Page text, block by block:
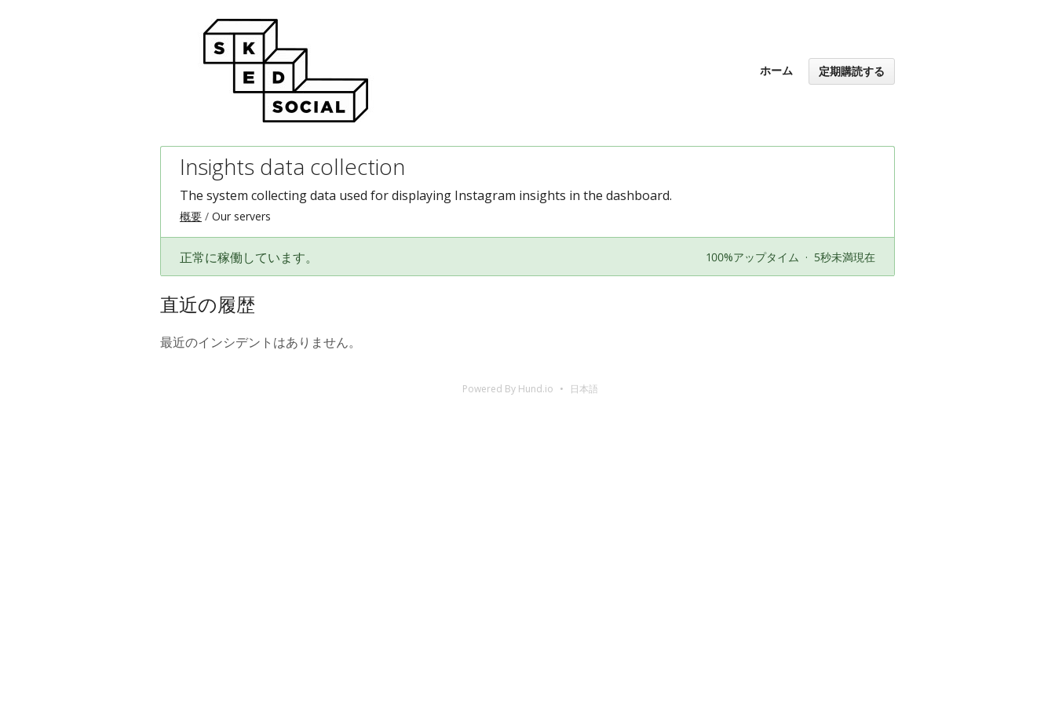
ホーム 定期購読する
Insights data collection
The system collecting data used for displaying Instagram insights in the dashboard.
概要 Our servers
正常に稼働しています。 100%アップタイム · 5秒未満現在
直近の履歴
最近のインシデントはありません。
Powered By Hund.io 日本語